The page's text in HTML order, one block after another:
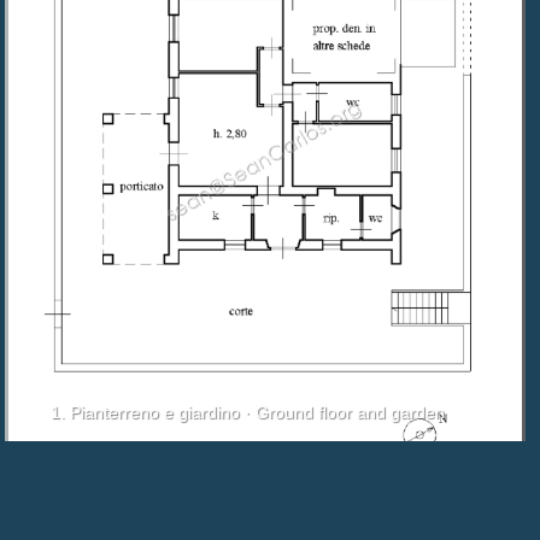
1. Pianterreno e giardino · Ground floor and garden